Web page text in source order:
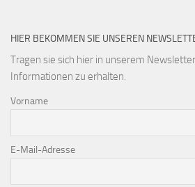
HIER BEKOMMEN SIE UNSEREN
Tragen sie sich hier in unserem
Informationen zu erhalten.
Vorname
E-Mail-Adresse